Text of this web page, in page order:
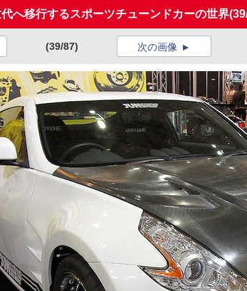
へ移行するスポーツチューンドカーの世界
(39/87) 次の画像